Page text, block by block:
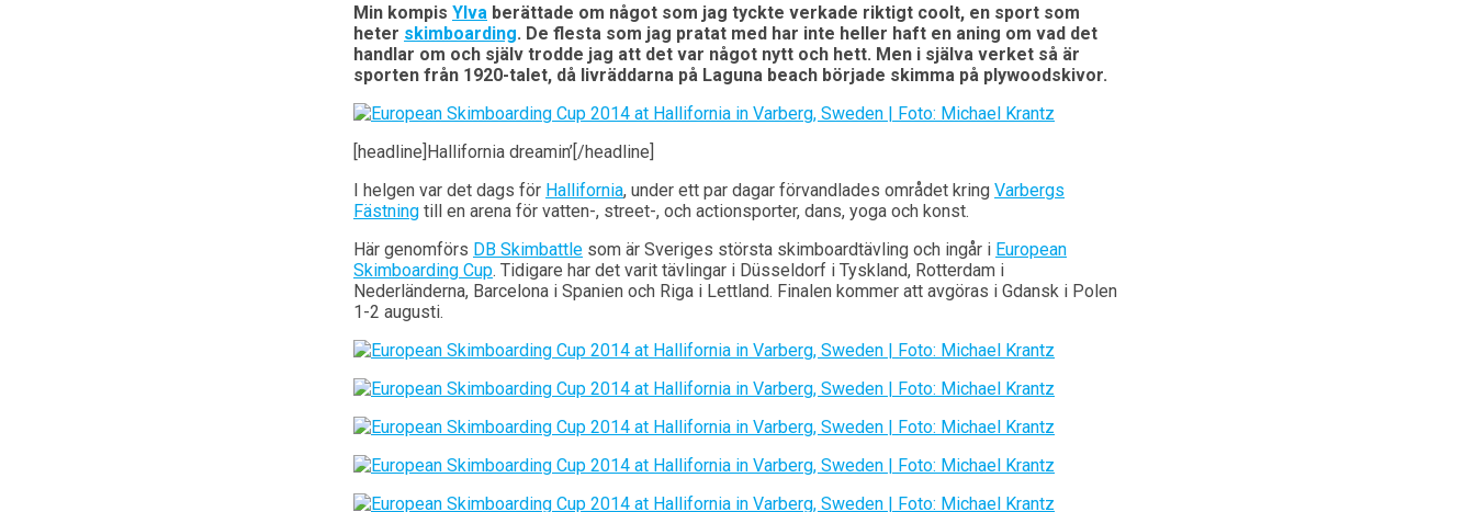
Min kompis Ylva berättade om något som jag tyckte verkade riktigt coolt, en sport som
heter skimboarding. De flesta som jag pratat med har inte heller haft en aning om vad det
handlar om och själv trodde jag att det var något nytt och hett. Men i själva verket så är
sporten från 1920-talet, då livräddarna på Laguna beach började skimma på plywoodskivor.
[headline]Hallifornia dreamin’[/headline]
I helgen var det dags för Hallifornia, under ett par dagar förvandlades området kring Varbergs
Fästning till en arena för vatten-, street-, och actionsporter, dans, yoga och konst.
Här genomförs DB Skimbattle som är Sveriges största skimboardtävling och ingår i European
Skimboarding Cup. Tidigare har det varit tävlingar i Düsseldorf i Tyskland, Rotterdam i
Nederländerna, Barcelona i Spanien och Riga i Lettland. Finalen kommer att avgöras i Gdansk i Polen
1-2 augusti.